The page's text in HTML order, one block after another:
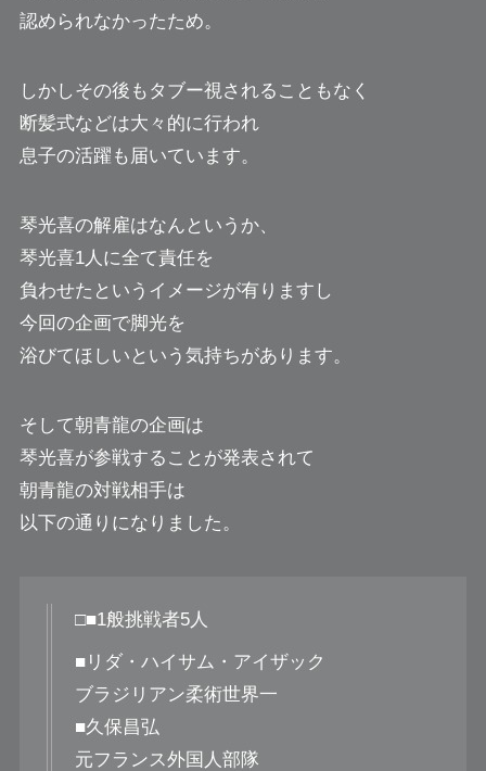
認められなかったため。
しかしその後もタブー視されることもなく
断髪式などは大々的に行われ
息子の活躍も届いています。
琴光喜の解雇はなんというか、
琴光喜1人に全て責任を
負わせたというイメージが有りますし
今回の企画で脚光を
浴びてほしいという気持ちがあります。
そして朝青龍の企画は
琴光喜が参戦することが発表されて
朝青龍の対戦相手は
以下の通りになりました。
□■1般挑戦者5人
■リダ・ハイサム・アイザック
ブラジリアン柔術世界一
■久保昌弘
元フランス外国人部隊